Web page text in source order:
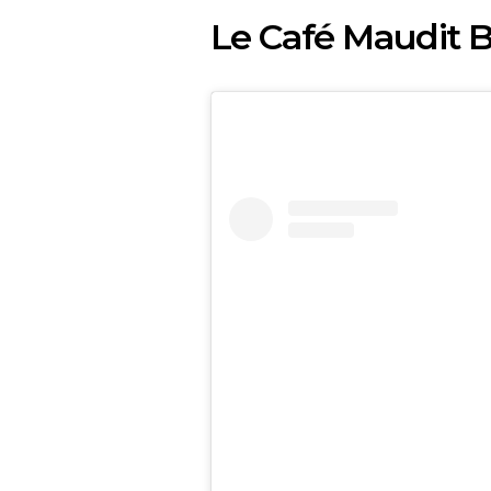
Le Café Maudit